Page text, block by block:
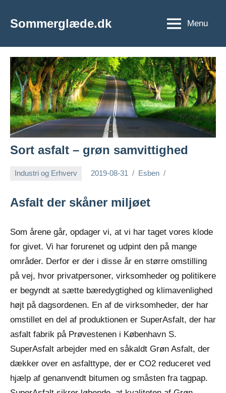
Sommerglæde.dk
Vi
med
sommer
og
sol
Menu
Sort asfalt – grøn samvittighed
Industri og Erhverv 2019-08-31 Esben
Asfalt der skåner miljøet
Som årene går, opdager vi, at vi har taget vores klode
for givet. Vi har forurenet og udpint den på mange
områder. Derfor er der i disse år en større omstilling
på vej, hvor privatpersoner, virksomheder og politikere
er begyndt at sætte bæredygtighed og klimavenlighed
højt på dagsordenen. En af de virksomheder, der har
omstillet en del af produktionen er SuperAsfalt, der har
asfalt fabrik på Prøvestenen i København S.
SuperAsfalt arbejder med en såkaldt Grøn Asfalt, der
dækker over en asfalttype, der er CO2 reduceret ved
hjælp af genanvendt bitumen og småsten fra tagpap.